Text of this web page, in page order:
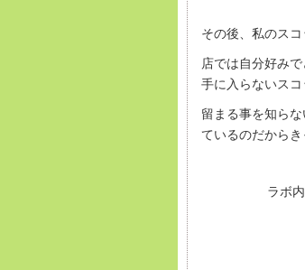
その後、私のス
店では自分好み
手に入らないスコ
留まる事を知ら
ているのだからき
ラボ